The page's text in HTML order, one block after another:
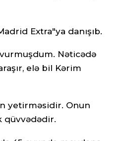
Extra"ya danışıb.
Nəticədə
elə bil Kərim
yetirməsidir. Onun
qüvvədədir.